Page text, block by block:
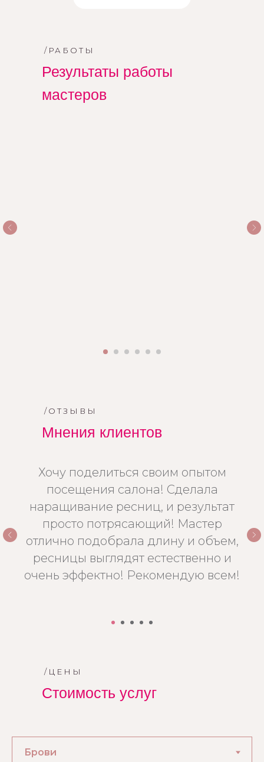
Результаты работы
мастеров
/РАБОТЫ
Мнения клиентов
/ОТЗЫВЫ
Хочу поделиться своим опытом
посещения салона! Сделала
наращивание ресниц, и результат
просто потрясающий! Мастер
отлично подобрала длину и объем,
ресницы выглядят естественно и
очень эффектно! Рекомендую всем!
Стоимость услуг
/ЦЕНЫ